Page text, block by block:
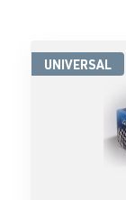
UNIVERSAL